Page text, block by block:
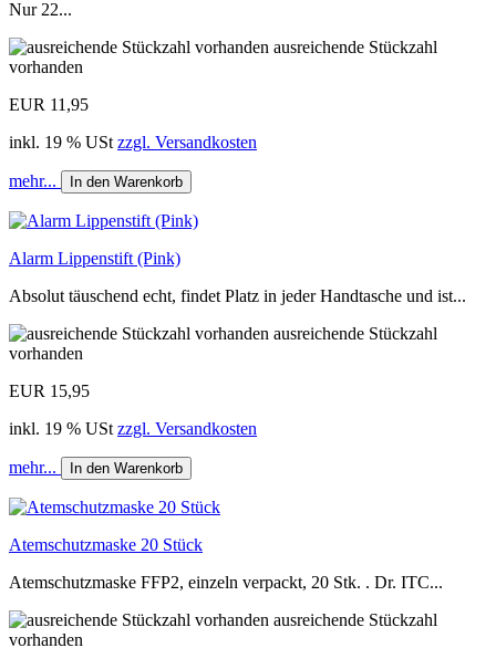
Nur 22...
ausreichende Stückzahl
vorhanden
EUR 11,95
inkl. 19 % USt zzgl. Versandkosten
mehr... In den Warenkorb
Alarm Lippenstift (Pink)
Absolut täuschend echt, findet Platz in jeder Handtasche und ist...
ausreichende Stückzahl
vorhanden
EUR 15,95
inkl. 19 % USt zzgl. Versandkosten
mehr... In den Warenkorb
Atemschutzmaske 20 Stück
Atemschutzmaske FFP2, einzeln verpackt, 20 Stk. . Dr. ITC...
ausreichende Stückzahl
vorhanden